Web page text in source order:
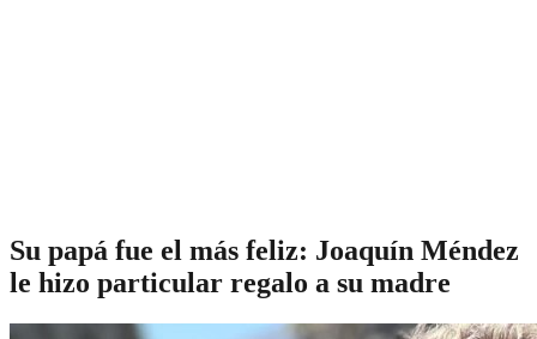
Su papá fue el más feliz: Joaquín Méndez
le hizo particular regalo a su madre